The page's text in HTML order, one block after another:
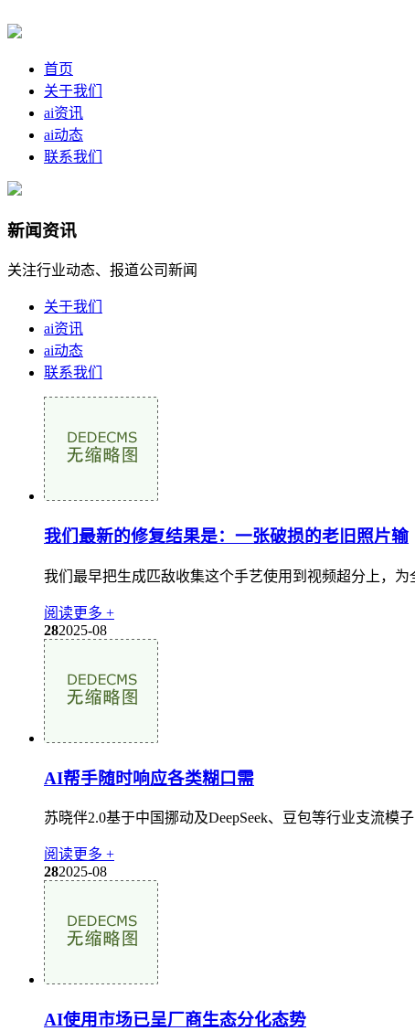
首页
关于我们
ai资讯
ai动态
联系我们
新闻资讯
关注行业动态、报道公司新闻
关于我们
ai资讯
ai动态
联系我们
我们最新的修复结果是：一张破损的老旧照片输
我们最早把生成匹敌收集这个手艺使用到视频超分上，
阅读更多 +
282025-08
AI帮手随时响应各类糊口需
苏晓伴2.0基于中国挪动及DeepSeek、豆包等行业支流
阅读更多 +
282025-08
AI使用市场已呈厂商生态分化态势